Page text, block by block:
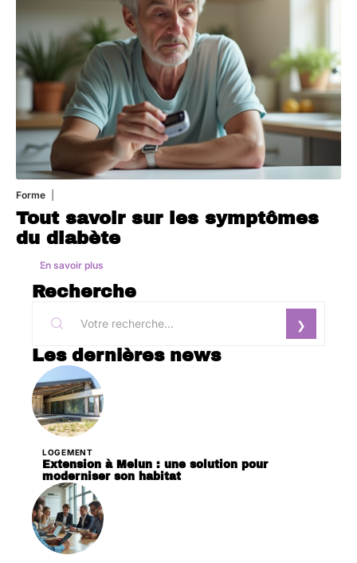
Forme
Tout savoir sur les symptômes
du diabète
En savoir plus
Recherche
Les dernières news
LOGEMENT
Extension à Melun : une solution pour
moderniser son habitat